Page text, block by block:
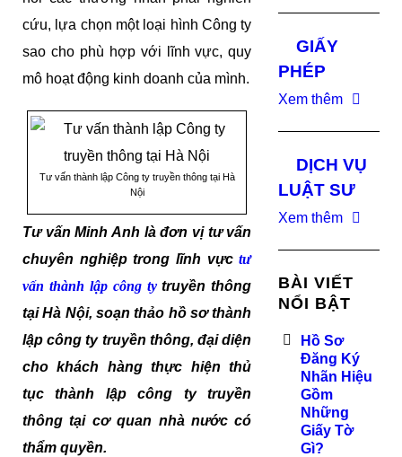
cứu, lựa chọn một loại hình Công ty
sao cho phù hợp với lĩnh vực, quy
mô hoạt động kinh doanh của mình.
Tư vấn thành lập Công ty truyền thông tại Hà
Nội
Tư vấn Minh Anh là đơn vị tư vấn
chuyên nghiệp trong lĩnh vựctư
vấn thành lập công tytruyền thông
tại Hà Nội, soạn thảo hồ sơ thành
lập công ty truyền thông, đại diện
cho khách hàng thực hiện thủ
tục thành lập công ty truyền
thông tại cơ quan nhà nước có
thẩm quyền.
GIẤY
PHÉP
Xem thêm
DỊCH VỤ
LUẬT SƯ
Xem thêm
BÀI VIẾT
NỔI BẬT
Hồ Sơ
Đăng Ký
Nhãn Hiệu
Gồm
Những
Giấy Tờ
Gì?